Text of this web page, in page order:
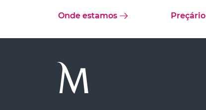
Onde estamos Preçário